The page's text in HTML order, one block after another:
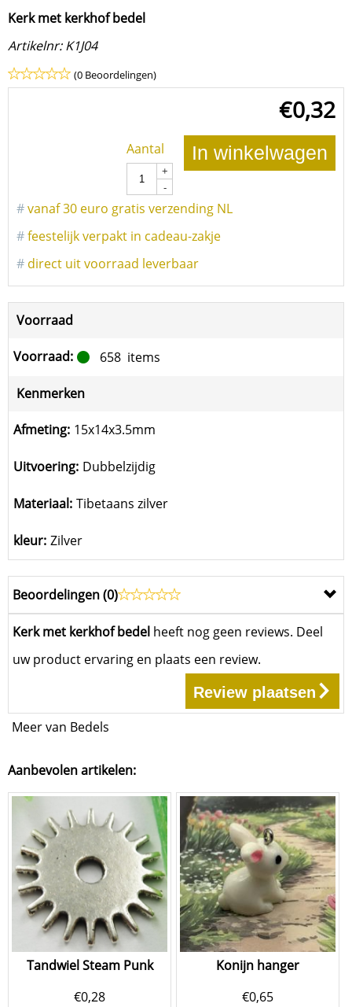
Kerk met kerkhof bedel
Artikelnr: K1J04
(0 Beoordelingen)
€0,32
Aantal
+
-
In winkelwagen
#vanaf 30 euro gratis verzending NL
#feestelijk verpakt in cadeau-zakje
# direct uit voorraad leverbaar
Voorraad
Voorraad: 658 items
Kenmerken
Afmeting: 15x14x3.5mm
Uitvoering: Dubbelzijdig
Materiaal: Tibetaans zilver
kleur: Zilver
Beoordelingen (0)
Kerk met kerkhof bedel heeft nog geen reviews. Deel
uw product ervaring en plaats een review.
Review plaatsen
Meer van Bedels
Aanbevolen artikelen:
Tandwiel Steam Punk
€0,28
Konijn hanger
€0,65